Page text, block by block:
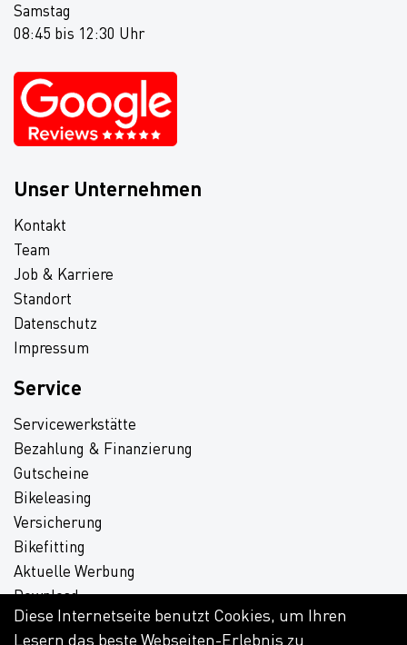
Samstag
08:45 bis 12:30 Uhr
Unser Unternehmen
Kontakt
Team
Job & Karriere
Standort
Datenschutz
Impressum
Service
Servicewerkstätte
Bezahlung & Finanzierung
Gutscheine
Bikeleasing
Versicherung
Bikefitting
Aktuelle Werbung
Download
Diese Internetseite benutzt Cookies, um Ihren
Lesern das beste Webseiten-Erlebnis zu